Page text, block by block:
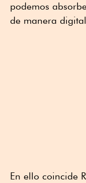
podemos
de manera
En ello coincide